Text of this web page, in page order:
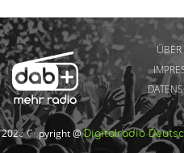
2026 Copyright @Digitalradio